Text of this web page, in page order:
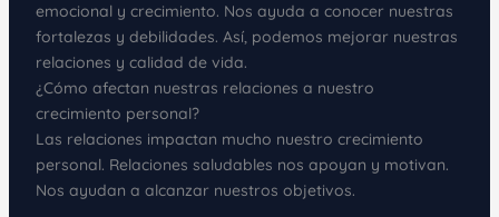
emocional y crecimiento. Nos ayuda a conocer nuestras
fortalezas y debilidades. Así, podemos mejorar nuestras
relaciones y calidad de vida.
¿Cómo afectan nuestras relaciones a nuestro
crecimiento personal?
Las relaciones impactan mucho nuestro crecimiento
personal. Relaciones saludables nos apoyan y motivan.
Nos ayudan a alcanzar nuestros objetivos.